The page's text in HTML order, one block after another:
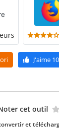
J'aime
cet outil
et